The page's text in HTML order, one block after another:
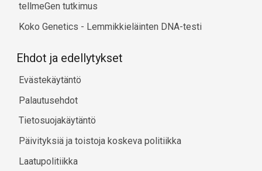
tellmeGen tutkimus
Koko Genetics - Lemmikkieläinten DNA-testi
Ehdot ja edellytykset
Evästekäytäntö
Palautusehdot
Tietosuojakäytäntö
Päivityksiä ja toistoja koskeva politiikka
Laatupolitiikka